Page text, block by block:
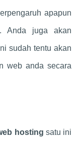
apapun
Anda juga akan
sudah tentu akan
web anda secara
hosting satu ini